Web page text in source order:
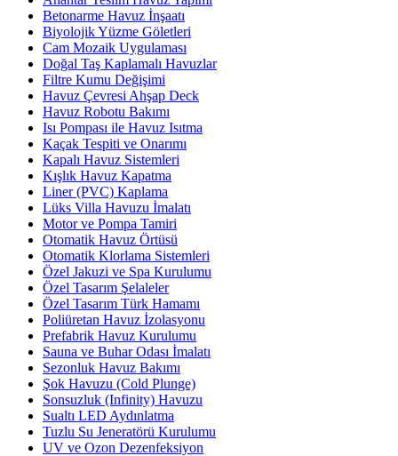
Betonarme Havuz İnşaatı
Biyolojik Yüzme Göletleri
Cam Mozaik Uygulaması
Doğal Taş Kaplamalı Havuzlar
Filtre Kumu Değişimi
Havuz Çevresi Ahşap Deck
Havuz Robotu Bakımı
Isı Pompası ile Havuz Isıtma
Kaçak Tespiti ve Onarımı
Kapalı Havuz Sistemleri
Kışlık Havuz Kapatma
Liner (PVC) Kaplama
Lüks Villa Havuzu İmalatı
Motor ve Pompa Tamiri
Otomatik Havuz Örtüsü
Otomatik Klorlama Sistemleri
Özel Jakuzi ve Spa Kurulumu
Özel Tasarım Şelaleler
Özel Tasarım Türk Hamamı
Poliüretan Havuz İzolasyonu
Prefabrik Havuz Kurulumu
Sauna ve Buhar Odası İmalatı
Sezonluk Havuz Bakımı
Şok Havuzu (Cold Plunge)
Sonsuzluk (Infinity) Havuzu
Sualtı LED Aydınlatma
Tuzlu Su Jeneratörü Kurulumu
UV ve Ozon Dezenfeksiyon